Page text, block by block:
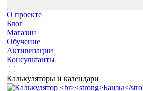
О проекте
Блог
Магазин
Обучение
Активизации
Консультанты
Калькуляторы и календари